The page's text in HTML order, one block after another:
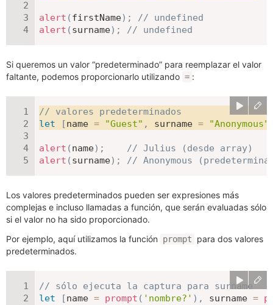
alert (firstName) ;
// undefined
alert (surname) ; // undefined
Si queremos un valor “predeterminado” para reemplazar el valor
faltante, podemos proporcionarlo utilizando = :
// valores predeterminados
let
[name = "Guest" , surname = "Anonymous"
alert (name) ;
// Julius (desde array)
alert (surname) ; // Anonymous
Los valores predeterminados pueden ser expresiones más
complejas e incluso llamadas a función, que serán evaluadas sólo
si el valor no ha sido proporcionado.
Por ejemplo, aquí utilizamos la función
prompt
para dos valores
predeterminados.
// sólo ejecuta la captura para surname
let
[name = prompt ( 'nombre?' ) , surname =